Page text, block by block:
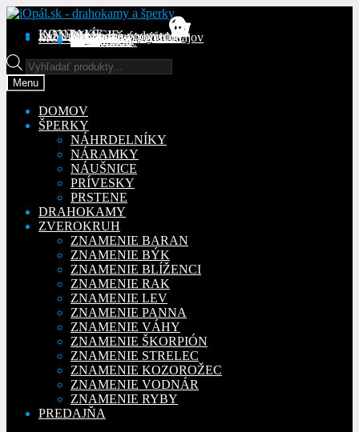
Preskočiť
navigáciu
Preskočiť
obsah
KONTAKT
INFORMÁCIE
Obchodné podmienky
Reklamačný poriadok
Ochrana osobných údajov
MÔJ ÚČETObjednávky
Adresy
Detaily účtu
Na stiahnutie
Products
search
Menu
DOMOV
ŠPERKY
NÁHRDELNÍKY
NÁRAMKY
NÁUŠNICE
PRÍVESKY
PRSTENE
DRAHOKAMY
ZVEROKRUH
ZNAMENIE BARAN
ZNAMENIE BÝK
ZNAMENIE BLÍŽENCI
ZNAMENIE RAK
ZNAMENIE LEV
ZNAMENIE PANNA
ZNAMENIE VÁHY
ZNAMENIE ŠKORPIÓN
ZNAMENIE STRELEC
ZNAMENIE KOZOROŽEC
ZNAMENIE VODNÁR
ZNAMENIE RYBY
PREDAJŇA